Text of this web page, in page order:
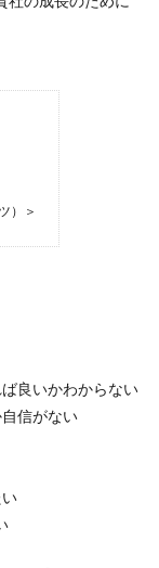
）＞
良いかわからない
信がない
J-SHIS
Japanese
ナー
ナー
page
RGB